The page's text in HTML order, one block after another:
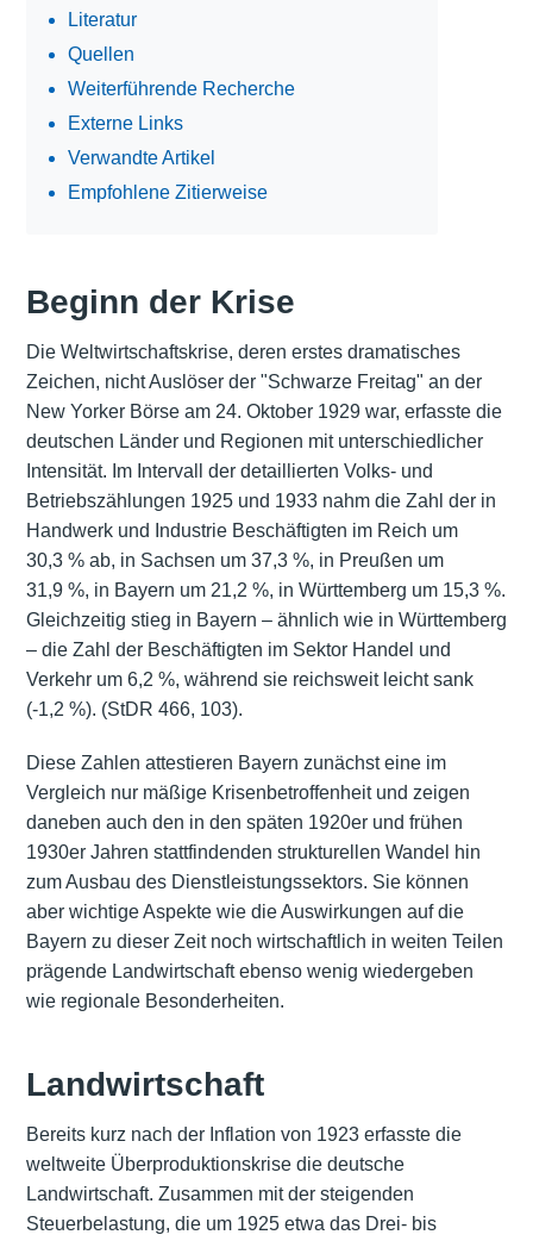
Literatur
Quellen
Weiterführende Recherche
Externe Links
Verwandte Artikel
Empfohlene Zitierweise
Beginn der Krise
Die Weltwirtschaftskrise, deren erstes dramatisches
Zeichen, nicht Auslöser der "Schwarze Freitag" an der
New Yorker Börse am 24. Oktober 1929 war, erfasste die
deutschen Länder und Regionen mit unterschiedlicher
Intensität. Im Intervall der detaillierten Volks- und
Betriebszählungen 1925 und 1933 nahm die Zahl der in
Handwerk und Industrie Beschäftigten im Reich um
30,3 % ab, in Sachsen um 37,3 %, in Preußen um
31,9 %, in Bayern um 21,2 %, in Württemberg um 15,3 %.
Gleichzeitig stieg in Bayern – ähnlich wie in Württemberg
– die Zahl der Beschäftigten im Sektor Handel und
Verkehr um 6,2 %, während sie reichsweit leicht sank
(-1,2 %). (StDR 466, 103).
Diese Zahlen attestieren Bayern zunächst eine im
Vergleich nur mäßige Krisenbetroffenheit und zeigen
daneben auch den in den späten 1920er und frühen
1930er Jahren stattfindenden strukturellen Wandel hin
zum Ausbau des Dienstleistungssektors. Sie können
aber wichtige Aspekte wie die Auswirkungen auf die
Bayern zu dieser Zeit noch wirtschaftlich in weiten Teilen
prägende Landwirtschaft ebenso wenig wiedergeben
wie regionale Besonderheiten.
Landwirtschaft
Bereits kurz nach der Inflation von 1923 erfasste die
weltweite Überproduktionskrise die deutsche
Landwirtschaft. Zusammen mit der steigenden
Steuerbelastung, die um 1925 etwa das Drei- bis